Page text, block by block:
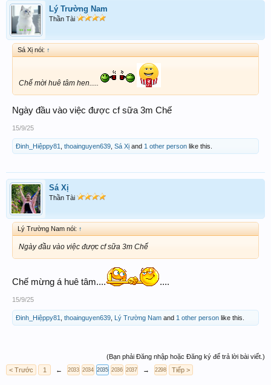
Lý Trường Nam
Thần Tài
Sá Xị nói: ↑
Chế mời huê tâm hen.....
Ngày đầu vào việc được cf sữa 3m Chế
15/9/25
Đinh_Hiệppy81 thoainguyen639 Sá Xị and 1 other person like this.
Sá Xị
Thần Tài
Lý Trường Nam nói: ↑
Ngày đầu vào việc được cf sữa 3m Chế
Chế mừng á huê tâm.... ....
15/9/25
Đinh_Hiệppy81 thoainguyen639 Lý Trường Nam and 1 other person like this.
(Bạn phải Đăng nhập hoặc Đăng ký để trả lời bài viết.)
< Trước
1 ← 2033 2034 2035 2036 2037 → 2298 Tiếp >